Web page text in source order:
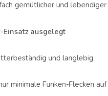
gemütlicher und lebendiger
Einsatz ausgelegt
und langlebig.
minimale Funken-Flecken